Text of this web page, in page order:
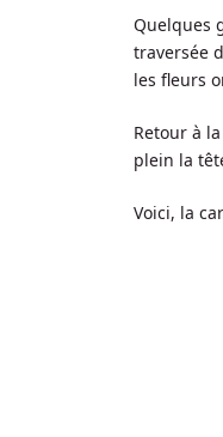
Quelques
traversée
les fleurs
Retour à
plein la
Voici, la